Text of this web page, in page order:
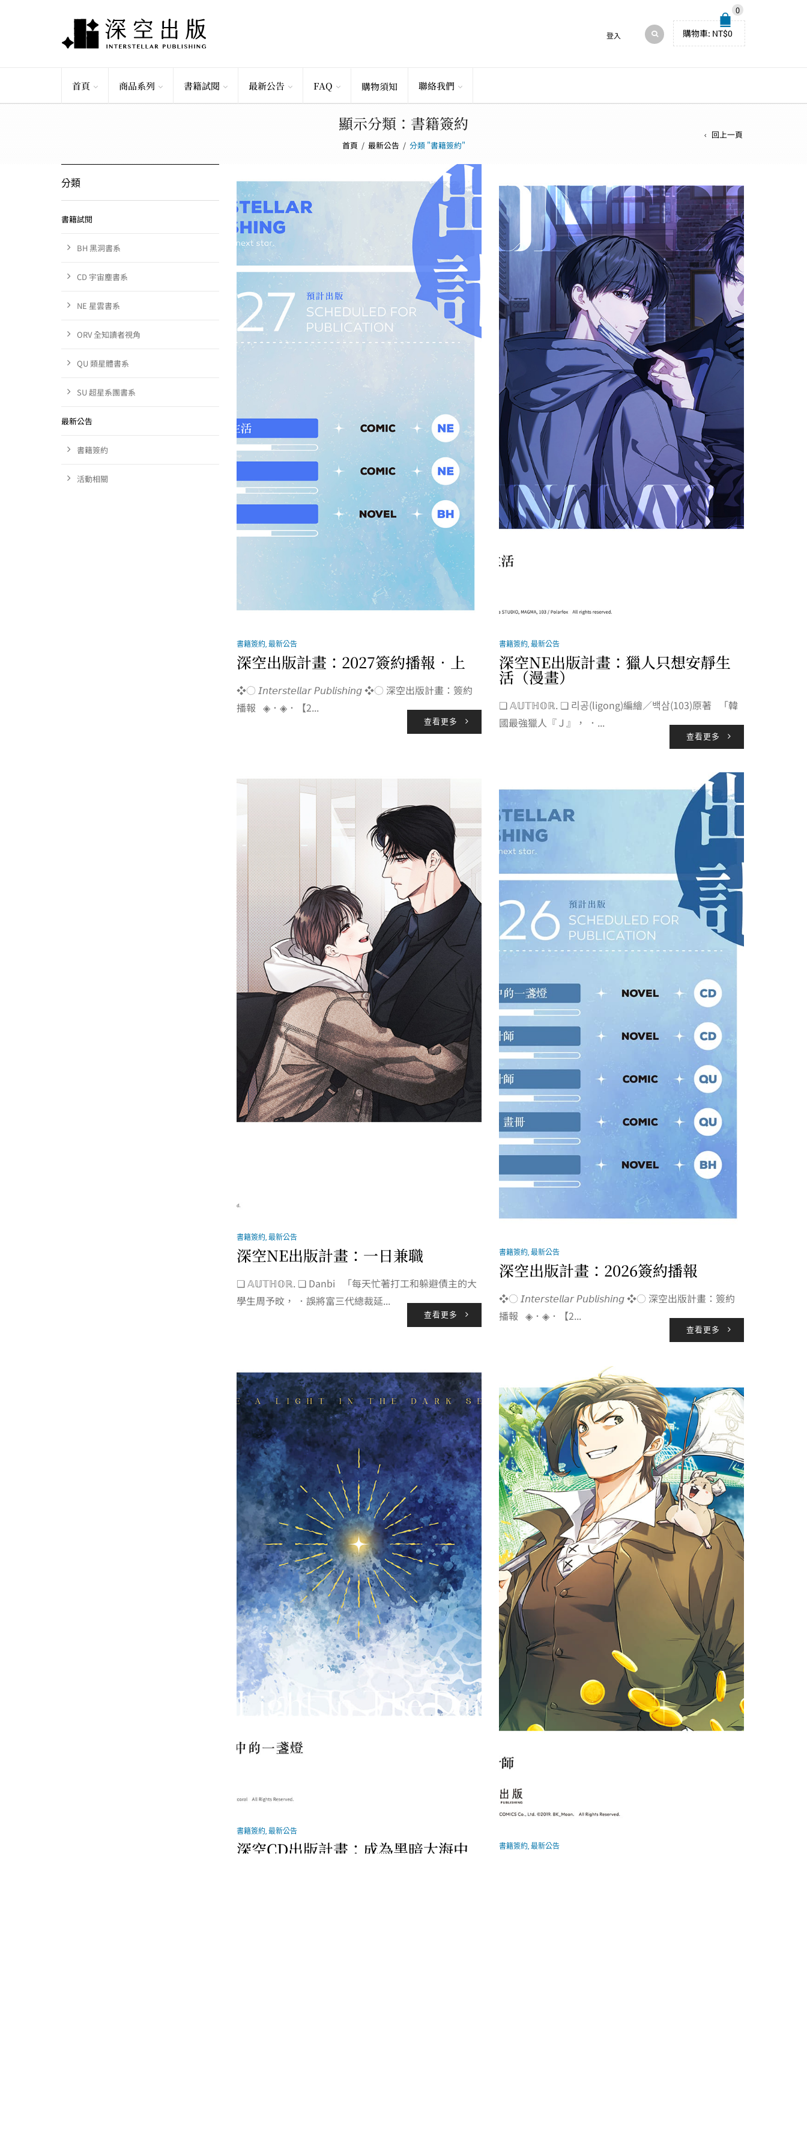
0
購物車: NT$0
登入
首頁 商品系列 書籍試閱 最新公告 FAQ 購物須知 聯絡我們
顯示分類：書籍簽約
首頁 / 最新公告 / 分類 "書籍簽約"
回上一頁
書籍簽約 最新公告
深空出版計畫：2027簽約播報．上
❖◌ 𝘐𝘯𝘵𝘦𝘳𝘴𝘵𝘦𝘭𝘭𝘢𝘳 𝘗𝘶𝘣𝘭𝘪𝘴𝘩𝘪𝘯𝘨 ❖◌ 深空出版計畫：簽約
播報 ◈．◈．【2...
查看更多
書籍簽約 最新公告
深空NE出版計畫：獵人只想安靜生
活（漫畫）
❏ 𝔸𝕌𝕋ℍ𝕆ℝ. ❏ 리공(ligong)編繪／백삼(103)原著 「韓
國最強獵人『Ｊ』， ．...
查看更多
書籍簽約 最新公告
深空NE出版計畫：一日兼職
❏ 𝔸𝕌𝕋ℍ𝕆ℝ. ❏ Danbi 「每天忙著打工和躲避債主的大
學生周予旼， ．誤將富三代總裁延...
查看更多
書籍簽約 最新公告
深空出版計畫：2026簽約播報
❖◌ 𝘐𝘯𝘵𝘦𝘳𝘴𝘵𝘦𝘭𝘭𝘢𝘳 𝘗𝘶𝘣𝘭𝘪𝘴𝘩𝘪𝘯𝘨 ❖◌ 深空出版計畫：簽約
播報 ◈．◈．【2...
查看更多
書籍簽約 最新公告
深空CD出版計畫：成為黑暗大海中 書籍簽約 最新公告
分類
書籍試閱
BH 黑洞書系
CD 宇宙塵書系
NE 星雲書系
ORV 全知讀者視角
QU 類星體書系
SU 超星系團書系
最新公告
書籍簽約
活動相關